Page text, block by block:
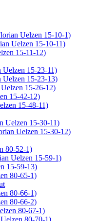
Uelzen 15-10-1)
Uelzen 15-10-11)
15-11-12)
15-23-11)
15-23-13)
15-26-12)
15-42-12)
15-48-11)
Uelzen 15-30-11)
Uelzen 15-30-12)
80-52-1)
Uelzen 15-59-1)
15-59-13)
80-65-1)
80-66-1)
80-66-2)
80-67-1)
80-70-1)